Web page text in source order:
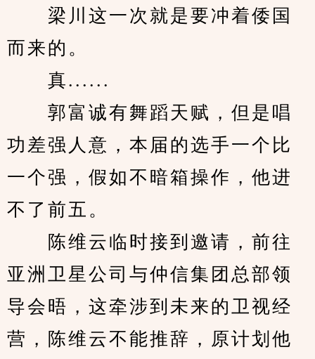
梁川这一次就是要冲着倭国
而来的。
真......
郭富诚有舞蹈天赋，但是唱
功差强人意，本届的选手一个比
一个强，假如不暗箱操作，他进
不了前五。
陈维云临时接到邀请，前往
亚洲卫星公司与仲信集团总部领
导会晤，这牵涉到未来的卫视经
营，陈维云不能推辞，原计划他